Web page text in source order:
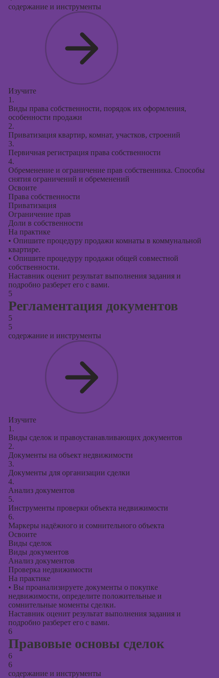
содержание и инструменты
Изучите
1.
Виды права собственности, порядок их оформления,
особенности продажи
2.
Приватизация квартир, комнат, участков, строений
3.
Первичная регистрация права собственности
4.
Обременение и ограничение прав собственника. Способы
снятия ограничений и обременений
Освоите
Права собственности
Приватизация
Ограничение прав
Доли в собственности
На практике
• Опишите процедуру продажи комнаты в коммунальной
квартире.
• Опишите процедуру продажи общей совместной
собственности.
Наставник оценит результат выполнения задания и
подробно разберет его с вами.
5
Регламентация документов
5
5
содержание и инструменты
Изучите
1.
Виды сделок и правоустанавливающих документов
2.
Документы на объект недвижимости
3.
Документы для организации сделки
4.
Анализ документов
5.
Инструменты проверки объекта недвижимости
6.
Маркеры надёжного и сомнительного объекта
Освоите
Виды сделок
Виды документов
Анализ документов
Проверка недвижимости
На практике
• Вы проанализируете документы о покупке
недвижимости, определите положительные и
сомнительные моменты сделки.
Наставник оценит результат выполнения задания и
подробно разберет его с вами.
6
Правовые основы сделок
6
6
содержание и инструменты